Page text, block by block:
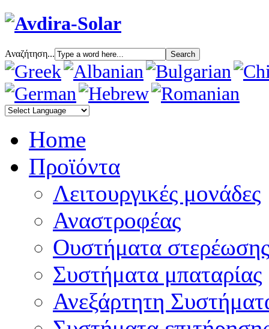
Αναζήτηση...
Home
Προϊόντα
Λειτουργικές μονάδες
Αναστροφέας
Oυστήματα στερέωσης
Συστήματα μπαταρίας
Ανεξάρτητη